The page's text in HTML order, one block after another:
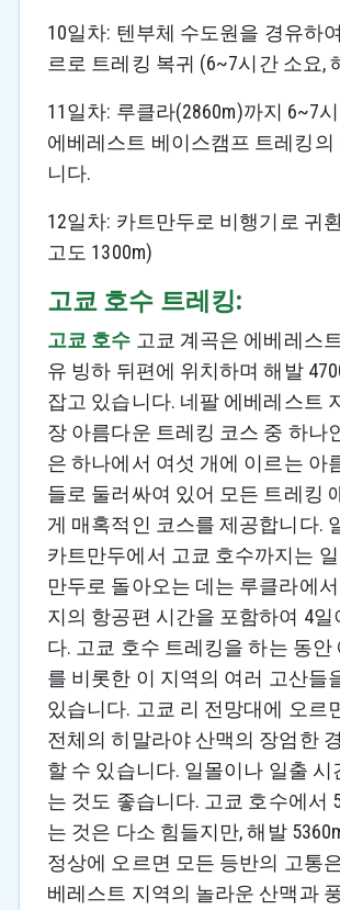
10일차: 텐부체 수도원을 경유하
르로 트레킹 복귀 (6~7시간 소요,
11일차: 루클라(2860m)까지 6~7
에베레스트 베이스캠프 트레킹의
니다.
12일차: 카트만두로 비행기로 귀
고도 1300m)
고쿄 호수 트레킹:
고쿄 호수 고쿄 계곡은 에베레스
유 빙하 뒤편에 위치하며 해발
잡고 있습니다. 네팔 에베레스트
장 아름다운 트레킹 코스 중 하나
은 하나에서 여섯 개에 이르는 아
들로 둘러싸여 있어 모든 트레킹
게 매혹적인 코스를 제공합니다.
카트만두에서 고쿄 호수까지는
만두로 돌아오는 데는 루클라에
지의 항공편 시간을 포함하여 4일
다. 고쿄 호수 트레킹을 하는 동안
를 비롯한 이 지역의 여러 고산들
있습니다. 고쿄 리 전망대에 오르
전체의 히말라야 산맥의 장엄한
할 수 있습니다. 일몰이나 일출 시
는 것도 좋습니다. 고쿄 호수에서
는 것은 다소 힘들지만, 해발
정상에 오르면 모든 등반의 고통
베레스트 지역의 놀라운 산맥과